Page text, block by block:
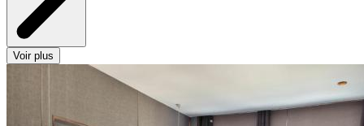
Voir plus